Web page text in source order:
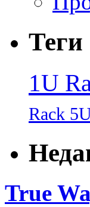
Теги
1U
Rack
True